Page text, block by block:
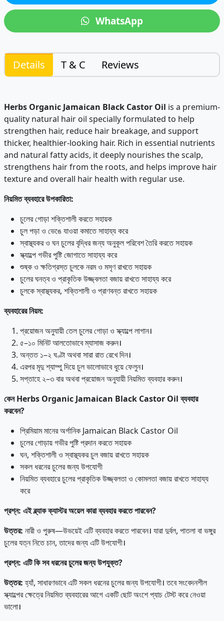
WhatsApp
Details T & C Reviews
Herbs Organic Jamaican Black Castor Oil is a premium-
quality natural hair oil specially formulated to help
strengthen hair, reduce hair breakage, and support
thicker, healthier-looking hair. Rich in essential nutrients
and natural fatty acids, it deeply nourishes the scalp,
strengthens hair from the roots, and helps improve hair
texture and overall hair health with regular use.
নিয়মিতব্যবহারেউপকারিতা:
চুলের গোড়া শক্তিশালী করতে সহায়ক
চুল পড়া ও ভেঙে যাওয়া কমাতে সাহায্য করে
স্বাস্থ্যকর ও ঘন চুলের বৃদ্ধির জন্য অনুকূল পরিবেশ তৈরি করতে সহায়ক
স্ক্যাল্পে গভীর পুষ্টি জোগাতে সাহায্য করে
শুষ্ক ও ক্ষতিগ্রস্ত চুলকে নরম ও মসৃণ রাখতে সহায়ক
চুলের ঘনত্ব ও প্রাকৃতিক উজ্জ্বলতা বজায় রাখতে সাহায্য করে
চুলকে স্বাস্থ্যকর, শক্তিশালী ও প্রাণবন্ত রাখতে সহায়ক
ব্যবহারেরনিয়ম:
প্রয়োজন অনুযায়ী তেল চুলের গোড়া ও স্ক্যাল্পে লাগান।
৫–১০ মিনিট আলতোভাবে ম্যাসাজ করুন।
অন্তত ১–২ ঘণ্টা অথবা সারা রাত রেখে দিন।
এরপর মৃদু শ্যাম্পু দিয়ে চুল ভালোভাবে ধুয়ে ফেলুন।
সপ্তাহে ২–৩ বার অথবা প্রয়োজন অনুযায়ী নিয়মিত ব্যবহার করুন।
কেনHerbs Organic Jamaican Black Castor Oilব্যবহার
করবেন?
প্রিমিয়াম মানের অর্গানিক Jamaican Black Castor Oil
চুলের গোড়ায় গভীর পুষ্টি প্রদান করতে সহায়ক
ঘন, শক্তিশালী ও স্বাস্থ্যকর চুল বজায় রাখতে সহায়ক
সকল ধরনের চুলের জন্য উপযোগী
নিয়মিত ব্যবহারে চুলের প্রাকৃতিক উজ্জ্বলতা ও কোমলতা বজায় রাখতে সাহায্য
করে
প্রশ্ন: এইব্ল্যাকক্যাস্টরঅয়েলকারাব্যবহারকরতেপারবেন?
উত্তর: নারী ও পুরুষ—উভয়েই এটি ব্যবহার করতে পারবেন। যারা দুর্বল, পাতলা বা ভঙ্গুর
চুলের যত্ন নিতে চান, তাদের জন্য এটি উপযোগী।
প্রশ্ন: এটিকিসব ধরনেরচুলেরজন্যউপযুক্ত?
উত্তর:হ্যাঁ, সাধারণভাবে এটি সকল ধরনের চুলের জন্য উপযোগী। তবে সংবেদনশীল
স্ক্যাল্পের ক্ষেত্রে নিয়মিত ব্যবহারের আগে একটি ছোট অংশে প্যাচ টেস্ট করে নেওয়া
ভালো।